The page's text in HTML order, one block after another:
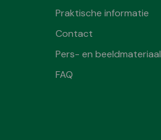
Praktische informatie
Contact
Pers- en beeldmateriaal
FAQ